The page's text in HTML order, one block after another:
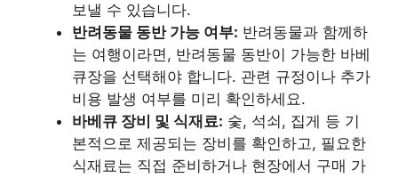
보낼 수 있습니다.
반려동물 동반 가능 여부: 반려동물과 함께하
는 여행이라면, 반려동물 동반이 가능한 바베
큐장을 선택해야 합니다. 관련 규정이나 추가
비용 발생 여부를 미리 확인하세요.
바베큐 장비 및 식재료: 숯, 석쇠, 집게 등 기
본적으로 제공되는 장비를 확인하고, 필요한
식재료는 직접 준비하거나 현장에서 구매 가